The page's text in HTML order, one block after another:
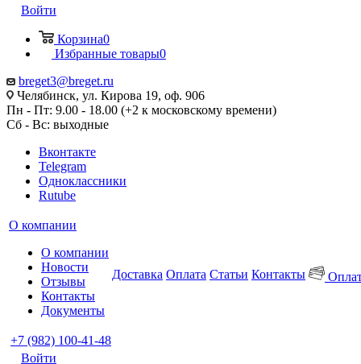
Войти
Корзина0
Избранные товары0
breget3@breget.ru
Челябинск, ул. Кирова 19, оф. 906
Пн - Пт: 9.00 - 18.00 (+2 к московскому времени)
Сб - Вс: выходные
Вконтакте
Telegram
Одноклассники
Rutube
О компании
О компании
Новости
Отзывы
Контакты
Документы
Доставка Оплата Статьи Контакты
+7 (982) 100-41-48
Войти